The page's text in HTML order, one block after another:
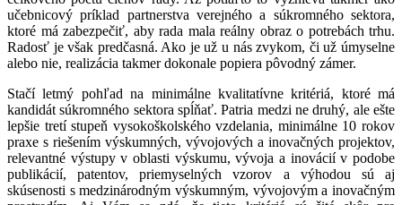
učebnicový príklad partnerstva verejného a súkromného sektora,
ktoré má zabezpečiť, aby rada mala reálny obraz o potrebách trhu.
Radosť je však predčasná. Ako je už u nás zvykom, či už úmyselne
alebo nie, realizácia takmer dokonale popiera pôvodný zámer.
Stačí letmý pohľad na minimálne kvalitatívne kritériá, ktoré má
kandidát súkromného sektora spĺňať. Patria medzi ne druhý, ale ešte
lepšie tretí stupeň vysokoškolského vzdelania, minimálne 10 rokov
praxe s riešením výskumných, vývojových a inovačných projektov,
relevantné výstupy v oblasti výskumu, vývoja a inovácií v podobe
publikácií, patentov, priemyselných vzorov a výhodou sú aj
skúsenosti s medzinárodným výskumným, vývojovým a inovačným